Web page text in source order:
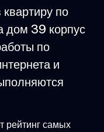
по
дом 39 корпус
по
и
рейтинг самых